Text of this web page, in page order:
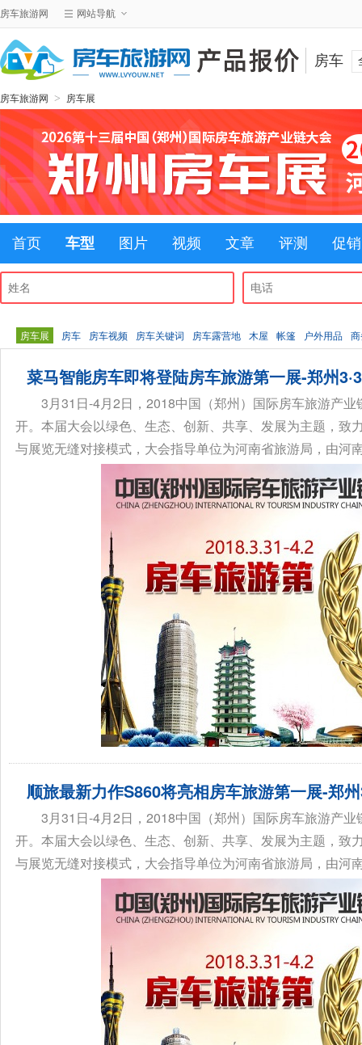
房车旅游网 网站导航
房车
房车旅游网 > 房车展
首页 车型 图片 视频 文章 评测 促销
房车展 房车 房车视频 房车关键词 房车露营地 木屋 帐篷 户外用品
菜马智能房车即将登陆房车旅游第一展-郑州
3月31日-4月2日，2018中国（郑州）国际房车旅游产
开。本届大会以绿色、生态、创新、共享、发展为主题，
与展览无缝对接模式，大会指导单位为河南省旅游局，由河
顺旅最新力作S860将亮相房车旅游第一展-郑
3月31日-4月2日，2018中国（郑州）国际房车旅游产
开。本届大会以绿色、生态、创新、共享、发展为主题，
与展览无缝对接模式，大会指导单位为河南省旅游局，由河
骏驰大